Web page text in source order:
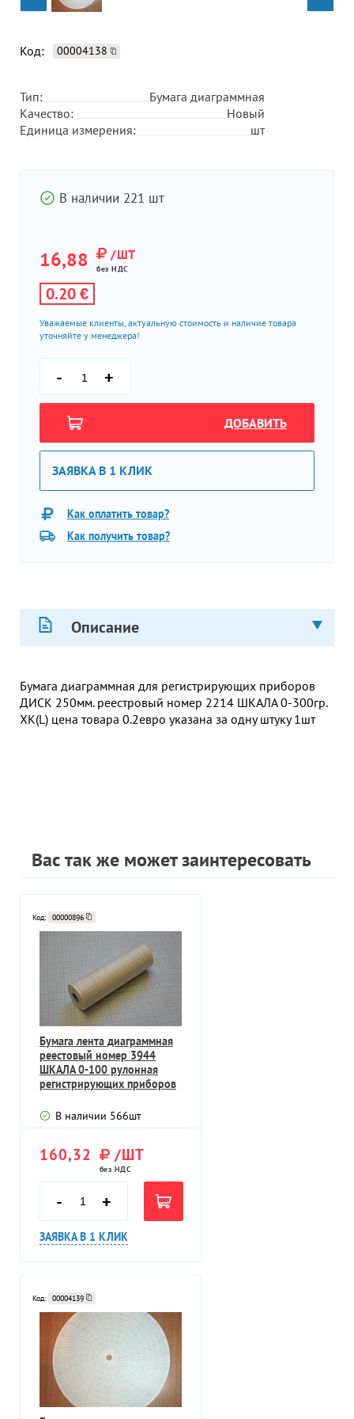
Код: 00004138
Тип:
Бумага диаграммная
Качество:
Новый
Единица измерения:
шт
В наличии 221 шт
16,88 /ШТ
без НДС
0.20 €
Уважаемые клиенты, актуальную стоимость и наличие товара
уточняйте у менеджера!
- +
ДОБАВИТЬ
ЗАЯВКА В 1 КЛИК
Как оплатить товар?
Как получить товар?
Описание
Бумага диаграммная для регистрирующих приборов
ДИСК 250мм. реестровый номер 2214 ШКАЛА 0-300гр.
XK(L) цена товара 0.2евро указана за одну штуку 1шт
Вас так же может заинтересовать
Код: 00000896
Бумага лента диаграммная
реестовый номер 3944
ШКАЛА 0-100 рулонная
регистрирующих приборов
В наличии 566шт
160,32 /ШТ
без НДС
- +
ЗАЯВКА В 1 КЛИК
Код: 00004139